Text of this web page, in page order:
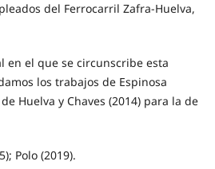
del Ferrocarril Zafra-Huelva,
en el que se circunscribe esta
los trabajos de Espinosa
Huelva y Chaves (2014) para la de
Polo (2019).